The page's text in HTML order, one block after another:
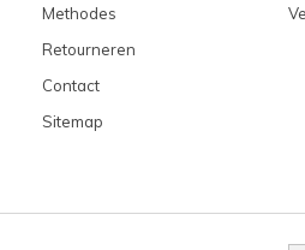
Methodes
Retourneren
Contact
Sitemap